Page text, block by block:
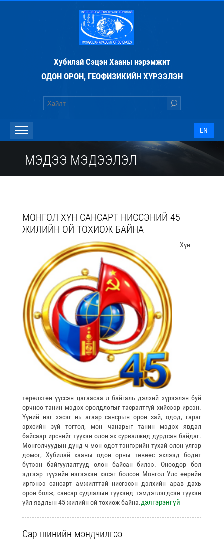
Хубилай Сэцэн Хааны нэрэмжит
ОДОН ОРОН, ГЕОФИЗИКИЙН ХҮРЭЭЛЭН
EN
МЭДЭЭ МЭДЭЭЛЭЛ
МОНГОЛ ХҮН САНСАРТ НИССЭНИЙ 45
ЖИЛИЙН ОЙ ТОХИОЖ БАЙНА
Хүн
төрөлхтөн үүссэн цагаасаа л байгаль дэлхий хүрээлэн буй
орчноо танин мэдэх оролдлогыг тасралтгүй хийсээр ирсэн.
Үүний нэг хэсэг нь агаар сансрын орон зай, одод, гараг
эрхсийн зүй тогтол, мөн чанарыг танин мэдэх явдал
байсаар ирснийг түүхэн олон эх сурвалжид дурдсан байдаг.
Монголчуудын дунд ч мөн одот тэнгэрийн тухай олон үлгэр
домог, Хубилай хааны одон орны төвөөс эхлээд бодит
бүтээн байгуулалтууд олон байсан билээ. Өнөөдөр бол
эдгээр түүхийн нэгээхэн хэсэг болсон Монгол Улс өөрийн
иргэнээ сансарт амжилттай нисгэсэн дэлхийн арав дахь
орон болж, сансар судлалын түүхэнд тэмдэглэгдсэн түүхэн
үйл явдлын 45 жилийн ой тохиож байна.дэлгэрэнгүй
Сар шинийн мэндчилгээ